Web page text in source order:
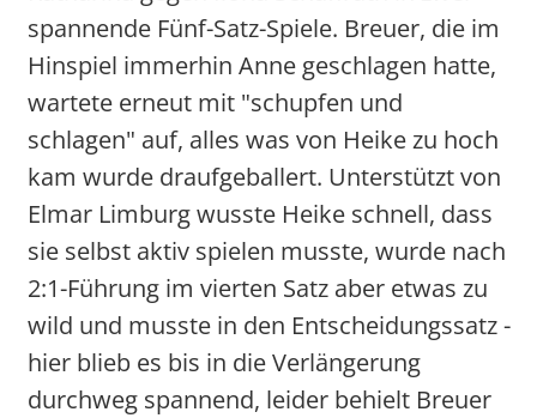
spannende Fünf-Satz-Spiele. Breuer, die im
Hinspiel immerhin Anne geschlagen hatte,
wartete erneut mit "schupfen und
schlagen" auf, alles was von Heike zu hoch
kam wurde draufgeballert. Unterstützt von
Elmar Limburg wusste Heike schnell, dass
sie selbst aktiv spielen musste, wurde nach
2:1-Führung im vierten Satz aber etwas zu
wild und musste in den Entscheidungssatz -
hier blieb es bis in die Verlängerung
durchweg spannend, leider behielt Breuer